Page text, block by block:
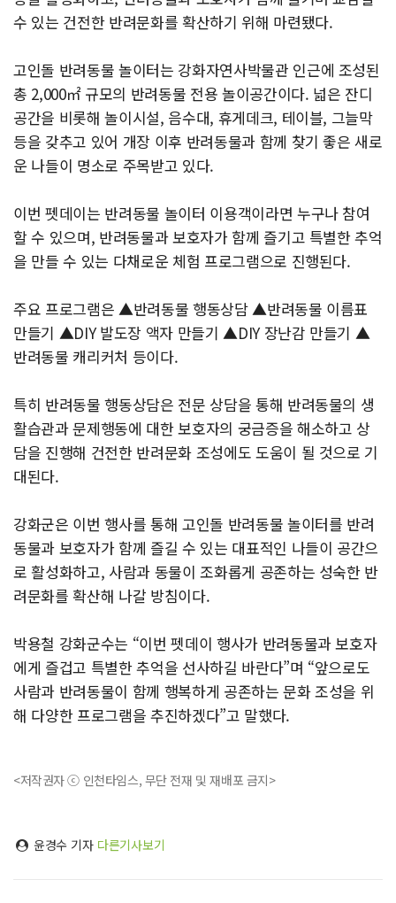
수 있는 건전한 반려문화를 확산하기 위해 마련됐다.
고인돌 반려동물 놀이터는 강화자연사박물관 인근에 조성된
총 2,000㎡ 규모의 반려동물 전용 놀이공간이다. 넓은 잔디
공간을 비롯해 놀이시설, 음수대, 휴게데크, 테이블, 그늘막
등을 갖추고 있어 개장 이후 반려동물과 함께 찾기 좋은 새로
운 나들이 명소로 주목받고 있다.
이번 펫데이는 반려동물 놀이터 이용객이라면 누구나 참여
할 수 있으며, 반려동물과 보호자가 함께 즐기고 특별한 추억
을 만들 수 있는 다채로운 체험 프로그램으로 진행된다.
주요 프로그램은 ▲반려동물 행동상담 ▲반려동물 이름표
만들기 ▲DIY 발도장 액자 만들기 ▲DIY 장난감 만들기 ▲
반려동물 캐리커처 등이다.
특히 반려동물 행동상담은 전문 상담을 통해 반려동물의 생
활습관과 문제행동에 대한 보호자의 궁금증을 해소하고 상
담을 진행해 건전한 반려문화 조성에도 도움이 될 것으로 기
대된다.
강화군은 이번 행사를 통해 고인돌 반려동물 놀이터를 반려
동물과 보호자가 함께 즐길 수 있는 대표적인 나들이 공간으
로 활성화하고, 사람과 동물이 조화롭게 공존하는 성숙한 반
려문화를 확산해 나갈 방침이다.
박용철 강화군수는 “이번 펫데이 행사가 반려동물과 보호자
에게 즐겁고 특별한 추억을 선사하길 바란다”며 “앞으로도
사람과 반려동물이 함께 행복하게 공존하는 문화 조성을 위
해 다양한 프로그램을 추진하겠다”고 말했다.
<저작권자 ⓒ 인천타임스, 무단 전재 및 재배포 금지>
윤경수 기자 다른기사보기